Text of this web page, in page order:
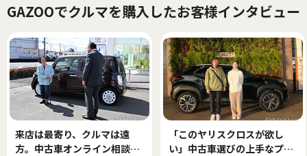
GAZOOでクルマを購入したお客様インタビュー
来店は最寄り、クルマは遠
方。中古車オンライン相談で
「このヤリスクロスが欲し
い」中古車選びの上手なプロ